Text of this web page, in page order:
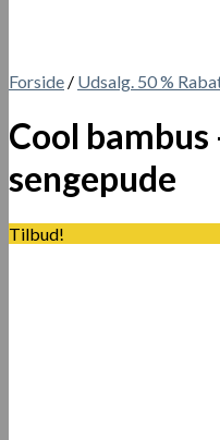
Forside / Udsalg. 50 %
Cool
sengepude
Tilbud!